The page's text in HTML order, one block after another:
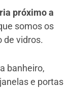
próximo a
somos os
de vidros.
banheiro,
e portas